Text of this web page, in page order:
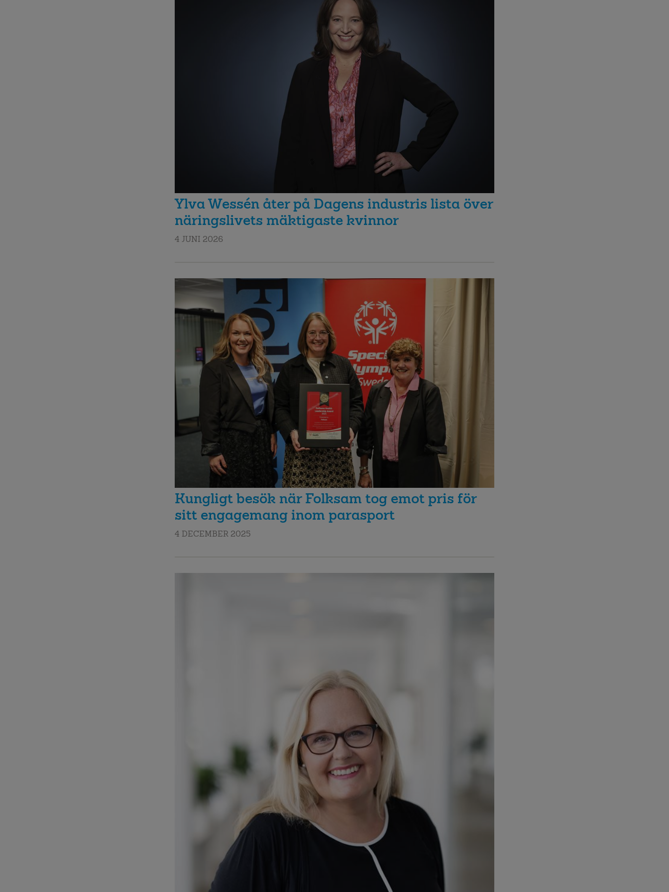
Ylva Wessén åter på Dagens industris lista över
näringslivets mäktigaste kvinnor
4 JUNI 2026
Kungligt besök när Folksam tog emot pris för
sitt engagemang inom parasport
4 DECEMBER 2025